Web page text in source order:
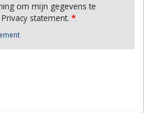
om mijn gegevens te
statement. *